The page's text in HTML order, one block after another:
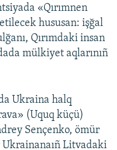
«Qırımnen
hususan: işğal
Qırımdaki insan
mülkiyet aqlarınıñ
Ukraina halq
(Uquq küçü)
Sençenko, ömür
Ukrainanaıñ Litvadaki